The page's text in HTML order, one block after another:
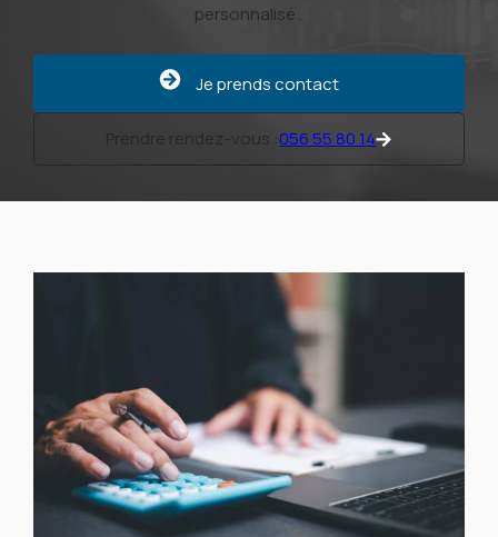
personnalisé .
Je prends contact
Prendre rendez-vous :056 55 80 14